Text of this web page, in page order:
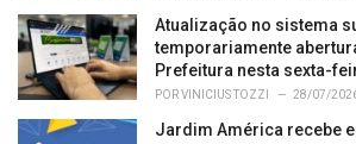
Atualização no sistema
temporariamente
Prefeitura nesta sexta-
PORVINICIUS TOZZI 28/07/
Jardim América recebe